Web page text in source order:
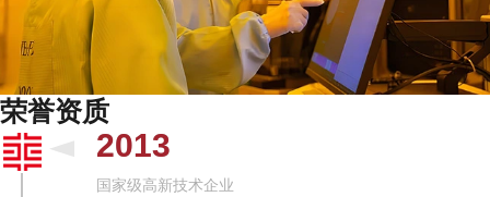
荣誉资质
2013
国家级高新技术企业